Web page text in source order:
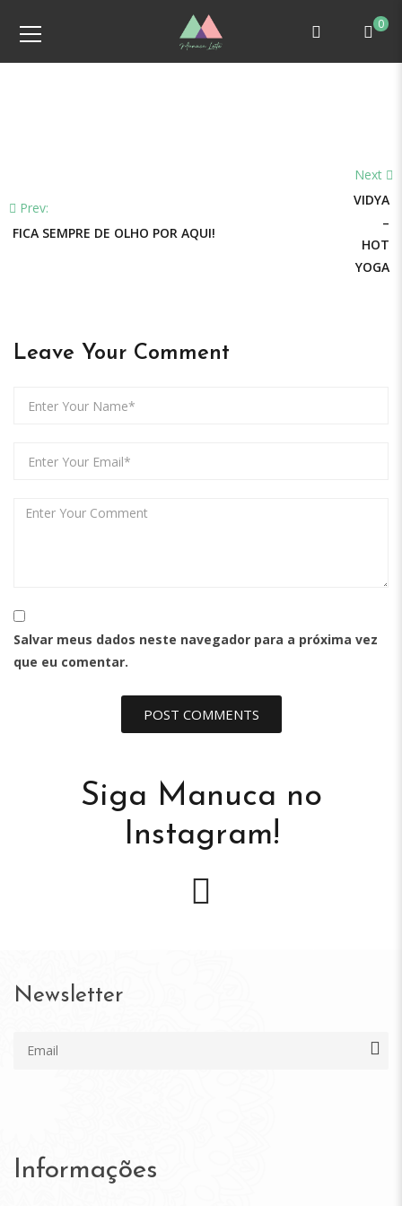
0
Prev:
FICA SEMPRE DE OLHO POR AQUI!
Next
VIDYA
–
HOT
YOGA
Leave Your Comment
Salvar meus dados neste navegador para a próxima vez
que eu comentar.
Siga Manuca no
Instagram!
Newsletter
Informações